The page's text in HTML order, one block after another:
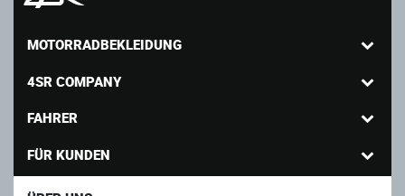
MOTORRADBEKLEIDUNG
4SR COMPANY
FAHRER
FÜR KUNDEN